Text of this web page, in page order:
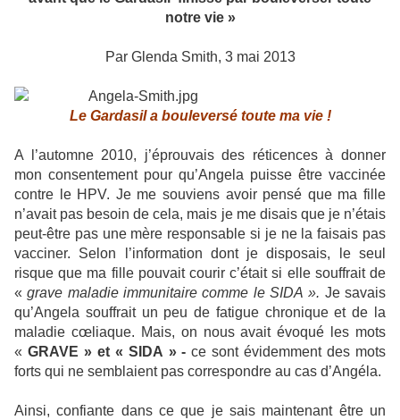
notre vie »
Par Glenda Smith, 3 mai 2013
Le Gardasil a bouleversé toute ma vie !
A l’automne 2010, j’éprouvais des réticences à donner
mon consentement pour qu’Angela puisse être vaccinée
contre le HPV. Je me souviens avoir pensé que ma fille
n’avait pas besoin de cela, mais je me disais que je n’étais
peut-être pas une mère responsable si je ne la faisais pas
vacciner. Selon l’information dont je disposais, le seul
risque que ma fille pouvait courir c’était si elle souffrait de
«grave maladie immunitaire comme le SIDA ». Je savais
qu’Angela souffrait un peu de fatigue chronique et de la
maladie cœliaque. Mais, on nous avait évoqué les mots
« GRAVE » et « SIDA » - ce sont évidemment des mots
forts qui ne semblaient pas correspondre au cas d’Angéla.
Ainsi, confiante dans ce que je sais maintenant être un